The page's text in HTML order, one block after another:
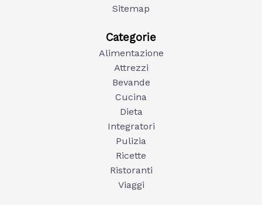
Sitemap
Categorie
Alimentazione
Attrezzi
Bevande
Cucina
Dieta
Integratori
Pulizia
Ricette
Ristoranti
Viaggi